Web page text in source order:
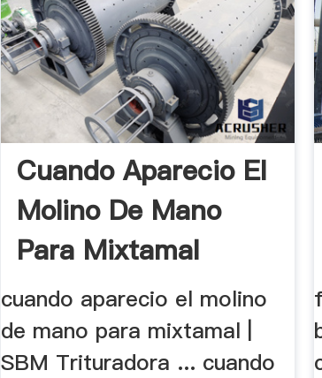
Cuando Aparecio El
Molino De Mano
Para Mixtamal
cuando aparecio el molino
de mano para mixtamal |
SBM Trituradora ... cuando